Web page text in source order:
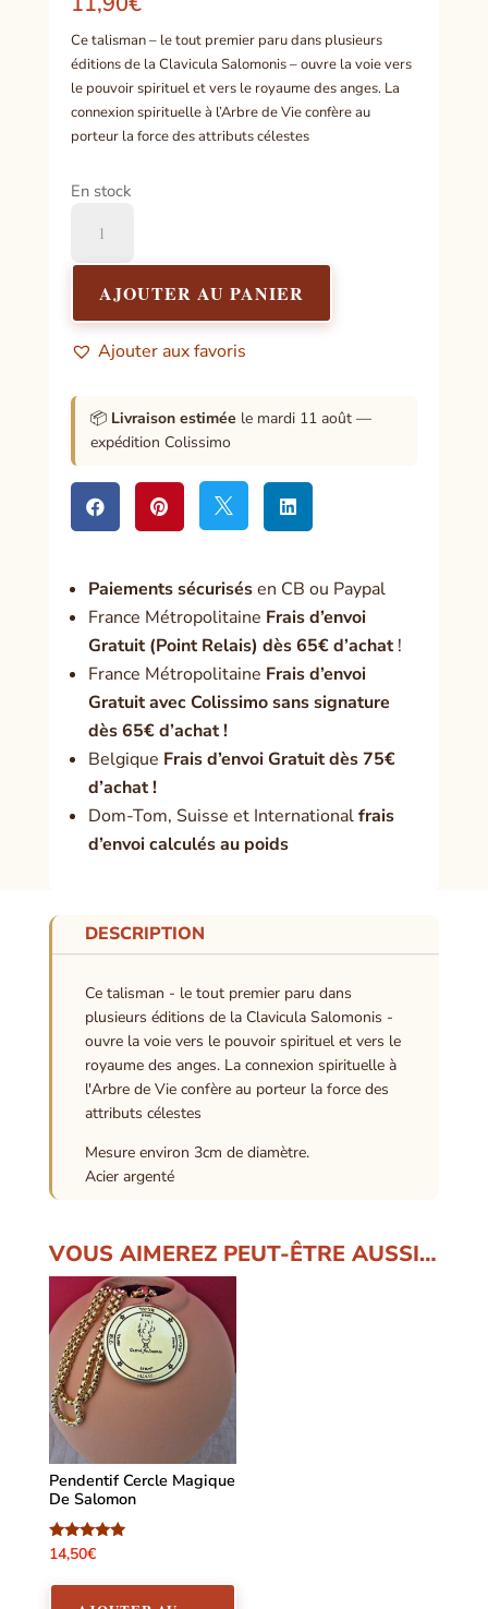
basé
notation
client
Ce talisman – le tout premier paru dans plusieurs
éditions de la Clavicula Salomonis – ouvre la voie vers
le pouvoir spirituel et vers le royaume des anges. La
connexion spirituelle à l’Arbre de Vie confère au
porteur la force des attributs célestes
En stock
Pendentif
Grand
Pantacle
De
Salomon
AJOUTER AU PANIER
Ajouter aux favoris
📦 Livraison estimée le mardi 11 août —
expédition Colissimo
   
Paiements sécurisésen CB ou Paypal
France Métropolitaine Frais d’envoi
Gratuit (Point Relais) dès 65€ d’achat!
France Métropolitaine Frais d’envoi
Gratuit avec Colissimo sans signature
dès 65€ d’achat !
Belgique Frais d’envoi Gratuit dès 75€
d’achat !
Dom-Tom, Suisse et Internationalfrais
d’envoi calculés au poids
DESCRIPTION
Ce talisman - le tout premier paru dans
plusieurs éditions de la Clavicula Salomonis -
ouvre la voie vers le pouvoir spirituel et vers le
royaume des anges. La connexion spirituelle à
l'Arbre de Vie confère au porteur la force des
attributs célestes
Mesure environ 3cm de diamètre.
Acier argenté
VOUS AIMEREZ PEUT-ÊTRE AUSSI…
Pendentif Cercle Magique
De Salomon
Note
5.00
14,50€